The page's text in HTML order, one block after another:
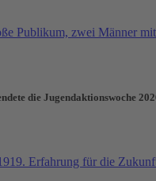
die Jugendaktionswoche